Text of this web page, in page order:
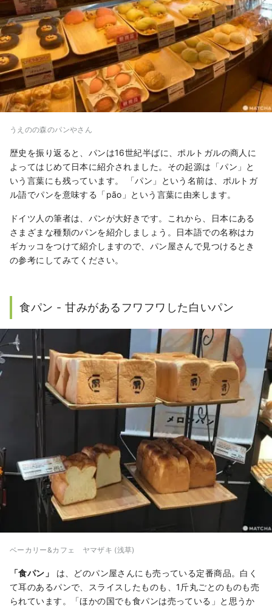
うえのの森のパンやさん
歴史を振り返ると、パンは16世紀半ばに、ポルトガルの商人に
よってはじめて日本に紹介されました。その起源は「パン」と
いう言葉にも残っています。 「パン」という名前は、ポルトガ
ル語でパンを意味する「pão」という言葉に由来します。
ドイツ人の筆者は、パンが大好きです。これから、日本にある
さまざまな種類のパンを紹介しましょう。日本語での名称はカ
ギカッコをつけて紹介しますので、パン屋さんで見つけるとき
の参考にしてみてください。
食パン - 甘みがあるフワフワした白いパン
ベーカリー&カフェ ヤマザキ (浅草)
「食パン」
は、どのパン屋さんにも売っている定番商品。白く
て耳のあるパンで、スライスしたものも、1斤丸ごとのものも売
られています。「ほかの国でも食パンは売っている」と思うか